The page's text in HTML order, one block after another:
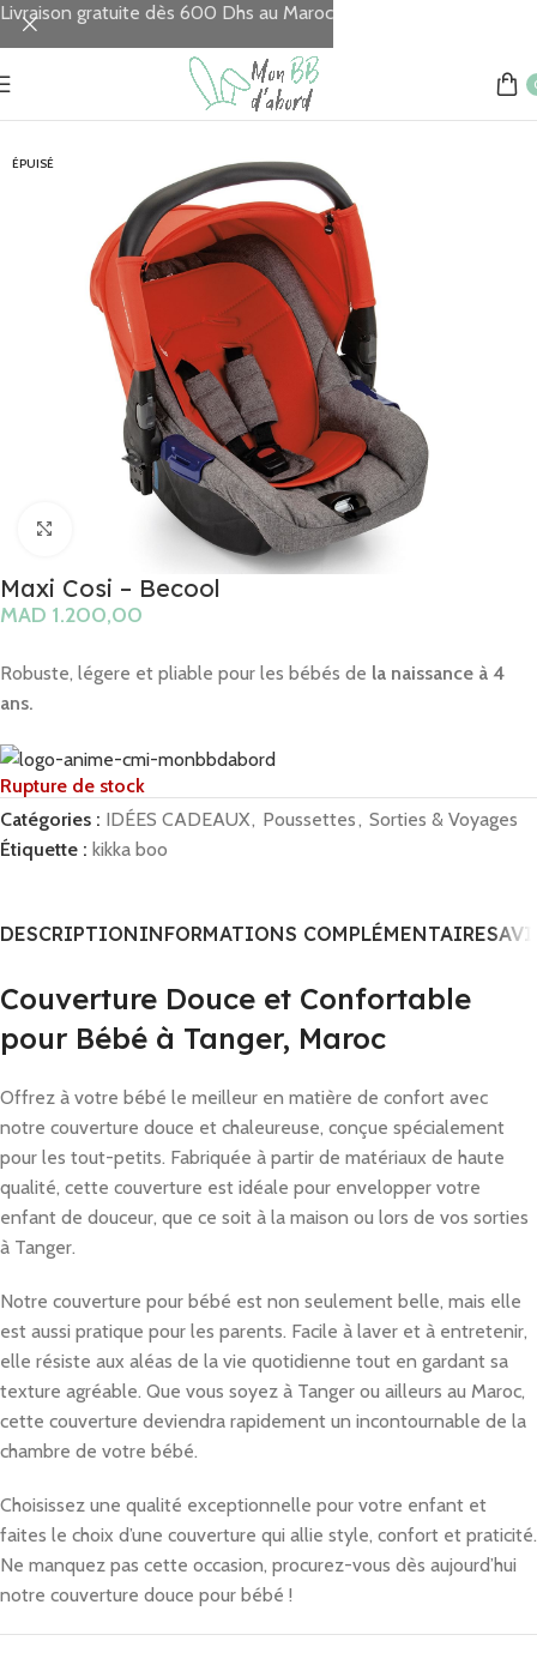
Accueil Sorties & Voyages Poussettes
ÉPUISÉ
Click to enlarge
Maxi Cosi – Becool
MAD
Robuste, légere et pliable pour les bébés de la naissance à 4
ans.
Rupture de stock
Catégories : IDÉES CADEAUX, Poussettes , Sorties & Voyages
Étiquette : kikka boo
DESCRIPTIONINFORMATIONS COMPLÉMENTAIRES
Couverture Douce et Confortable
pour Bébé à Tanger, Maroc
Offrez à votre bébé le meilleur en matière de confort avec
notre couverture douce et chaleureuse, conçue spécialement
pour les tout-petits. Fabriquée à partir de matériaux de haute
qualité, cette couverture est idéale pour envelopper votre
enfant de douceur, que ce soit à la maison ou lors de vos sorties
à Tanger.
Notre couverture pour bébé est non seulement belle, mais elle
est aussi pratique pour les parents. Facile à laver et à entretenir,
elle résiste aux aléas de la vie quotidienne tout en gardant sa
texture agréable. Que vous soyez à Tanger ou ailleurs au Maroc,
cette couverture deviendra rapidement un incontournable de la
chambre de votre bébé.
Choisissez une qualité exceptionnelle pour votre enfant et
faites le choix d’une couverture qui allie style, confort et praticité.
Ne manquez pas cette occasion, procurez-vous dès aujourd’hui
notre couverture douce pour bébé !
Livraison gratuite dès 600 Dhs au Maroc